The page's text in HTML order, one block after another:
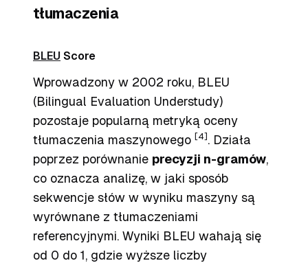
tłumaczenia
BLEU Score
Wprowadzony w 2002 roku, BLEU
(Bilingual Evaluation Understudy)
pozostaje popularną metryką oceny
tłumaczenia maszynowego [4] . Działa
poprzez porównanie precyzji n-gramów,
co oznacza analizę, w jaki sposób
sekwencje słów w wyniku maszyny są
wyrównane z tłumaczeniami
referencyjnymi. Wyniki BLEU wahają się
od 0 do 1, gdzie wyższe liczby